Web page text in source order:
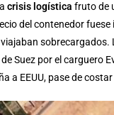
crisis logística fruto de
del contenedor
Suez por el carguero
a EEUU, pase de